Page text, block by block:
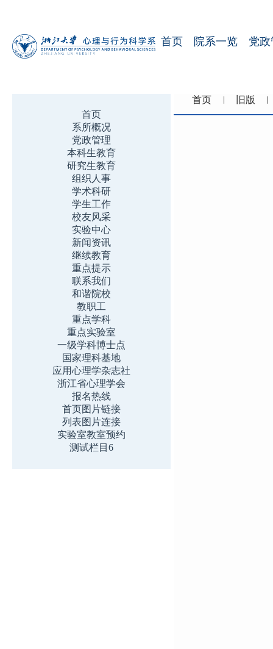
首页 院系一览 党
首页
系所概况
党政管理
本科生教育
研究生教育
组织人事
学术科研
学生工作
校友风采
实验中心
新闻资讯
继续教育
重点提示
联系我们
和谐院校
教职工
重点学科
重点实验室
一级学科博士点
国家理科基地
应用心理学杂志社
浙江省心理学会
报名热线
首页图片链接
列表图片连接
实验室教室预约
测试栏目6
首页 旧版